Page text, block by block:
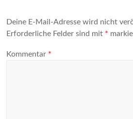
Deine E-Mail-Adresse wird nicht
Erforderliche Felder sind mit *
Kommentar *